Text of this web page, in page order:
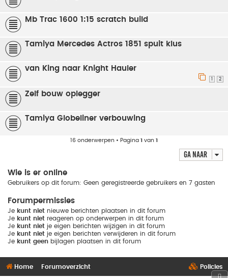
Mb Trac 1600 1:15 scratch build
Tamiya Mercedes Actros 1851 spuit klus
van King naar Knight Hauler
2
Zelf bouw oplegger
Tamiya Globeliner verbouwing
16 onderwerpen • Pagina 1 van 1
Ga naar
Wie is er online
Gebruikers op dit forum: Geen geregistreerde gebruikers en 7 gasten
Forumpermissies
Je kunt niet nieuwe berichten plaatsen in dit forum
Je kunt niet reageren op onderwerpen in dit forum
Je kunt niet je eigen berichten wijzigen in dit forum
Je kunt niet je eigen berichten verwijderen in dit forum
Je kunt geen bijlagen plaatsen in dit forum
Home Forumoverzicht Policies